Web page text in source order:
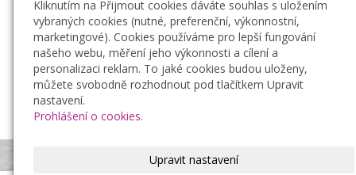
j.: 01/2/21878P/36623/5, e. č.: 380202-71376-00
Doprava a platba
Záruka a reklamace
Obchodní podmínky
Zásady zpracování osobních údajů
Bezpečnostní podmínky používání svíček
Kliknutím na Přijmout cookies dáváte souhlas s uložením
vybraných cookies (nutné, preferenční, výkonnostní,
marketingové). Cookies používáme pro lepší fungování
našeho webu, měření jeho výkonnosti a cílení a
personalizaci reklam. To jaké cookies budou uloženy,
můžete svobodně rozhodnout pod tlačítkem Upravit
nastavení.
Prohlášení o cookies.
Upravit nastavení